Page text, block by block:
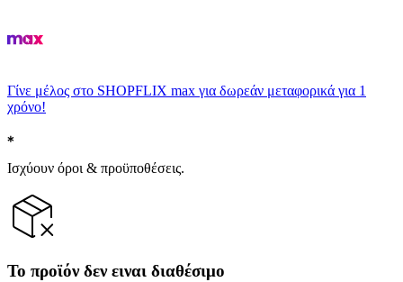
Γίνε μέλος στο SHOPFLIX max για δωρεάν μεταφορικά για 1
χρόνο!
Ισχύουν όροι & προϋποθέσεις.
Το προϊόν δεν ειναι διαθέσιμο